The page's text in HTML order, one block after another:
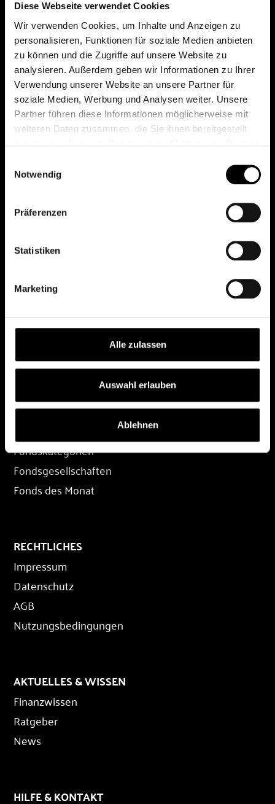
Diese Webseite verwendet Cookies
Wir verwenden Cookies, um Inhalte und Anzeigen zu
personalisieren, Funktionen für soziale Medien anbieten
zu können und die Zugriffe auf unsere Website zu
analysieren. Außerdem geben wir Informationen zu Ihrer
Verwendung unserer Website an unsere Partner für
soziale Medien, Werbung und Analysen weiter. Unsere
Partner führen diese Informationen möglicherweise mit
weiteren Daten zusammen, die Sie ihnen bereitgestellt
Notwendig
Präferenzen
Statistiken
Marketing
Alle zulassen
Auswahl erlauben
Ablehnen
Das erste Depot in Österreich mit 0€ Kontoführung,
0€ Ausgabeaufschlag und 0€ Depotgebühren bei
knapp 2000 Fonds und 0€ Orderspesen.
All rights reserved.
Depot eröffnen
Depot übertragen
Konditionen
FONDS
Fondskategorien
Fondsgesellschaften
Fonds des Monat
RECHTLICHES
Impressum
Datenschutz
AGB
Nutzungsbedingungen
AKTUELLES & WISSEN
Finanzwissen
Ratgeber
News
HILFE & KONTAKT